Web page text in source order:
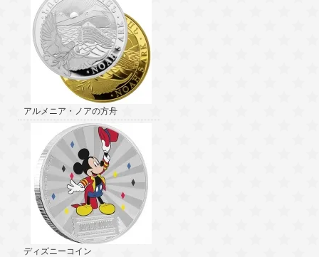
アルメニア・ノアの方舟
ディズニーコイン